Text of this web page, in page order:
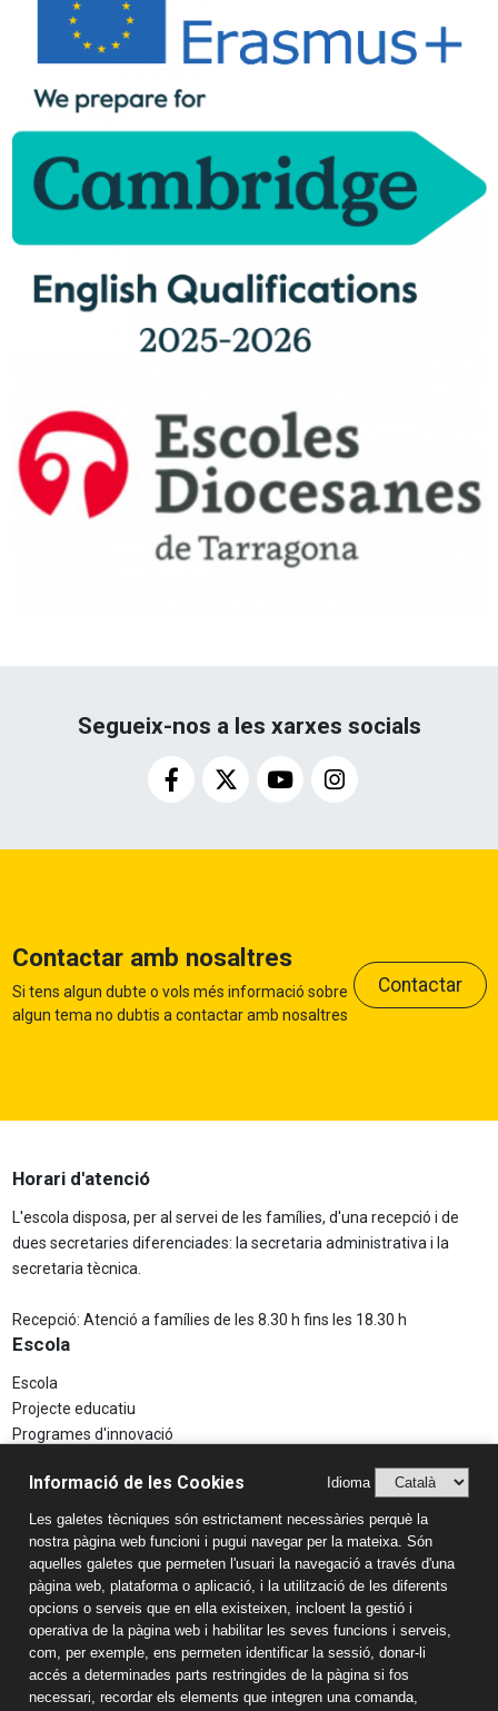
Segueix-nos a les xarxes socials
Contactar amb nosaltres
Si tens algun dubte o vols més informació sobre
algun tema no dubtis a contactar amb nosaltres
Contactar
Horari d'atenció
L'escola disposa, per al servei de les famílies, d'una recepció i de
dues secretaries diferenciades: la secretaria administrativa i la
secretaria tècnica.
Recepció: Atenció a famílies de les 8.30 h fins les 18.30 h
Escola
Escola
Projecte educatiu
Programes d'innovació
Aspectes Legals
Avís Legal
Política de Privacitat
Sistema Intern d’Informació (SIIF)
Estudis
Llar d'infants
Educació Infantil
Educació Primària
Educació Secundària
Informació de les Cookies Idioma
Les galetes tècniques són estrictament necessàries perquè la
nostra pàgina web funcioni i pugui navegar per la mateixa. Són
aquelles galetes que permeten l'usuari la navegació a través d'una
pàgina web, plataforma o aplicació, i la utilització de les diferents
opcions o serveis que en ella existeixen, incloent la gestió i
operativa de la pàgina web i habilitar les seves funcions i serveis,
com, per exemple, ens permeten identificar la sessió, donar-li
accés a determinades parts restringides de la pàgina si fos
necessari, recordar els elements que integren una comanda,